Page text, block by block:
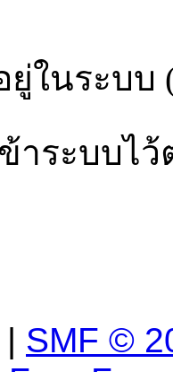
ยู่ในระบบ
าระบบไ
| SMF ©